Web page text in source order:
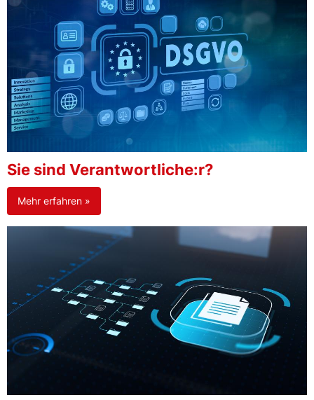
Sie sind Verantwortliche:r?
Mehr erfahren »